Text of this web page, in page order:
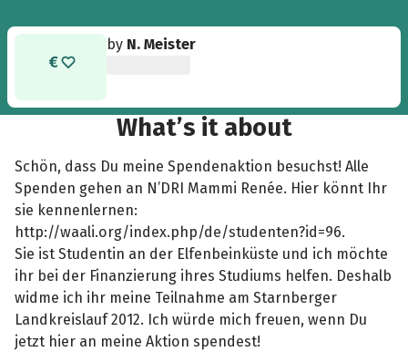
by N. Meister
What’s it about
Schön, dass Du meine Spendenaktion besuchst! Alle
Spenden gehen an N’DRI Mammi Renée. Hier könnt Ihr
sie kennenlernen:
http://waali.org/index.php/de/studenten?id=96.
Sie ist Studentin an der Elfenbeinküste und ich möchte
ihr bei der Finanzierung ihres Studiums helfen. Deshalb
widme ich ihr meine Teilnahme am Starnberger
Landkreislauf 2012. Ich würde mich freuen, wenn Du
jetzt hier an meine Aktion spendest!